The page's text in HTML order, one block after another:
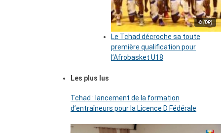
© (DR)
Le Tchad décroche sa toute
première qualification pour
l’Afrobasket U18
Les plus lus
Tchad : lancement de la formation
d’entraîneurs pour la Licence D Fédérale